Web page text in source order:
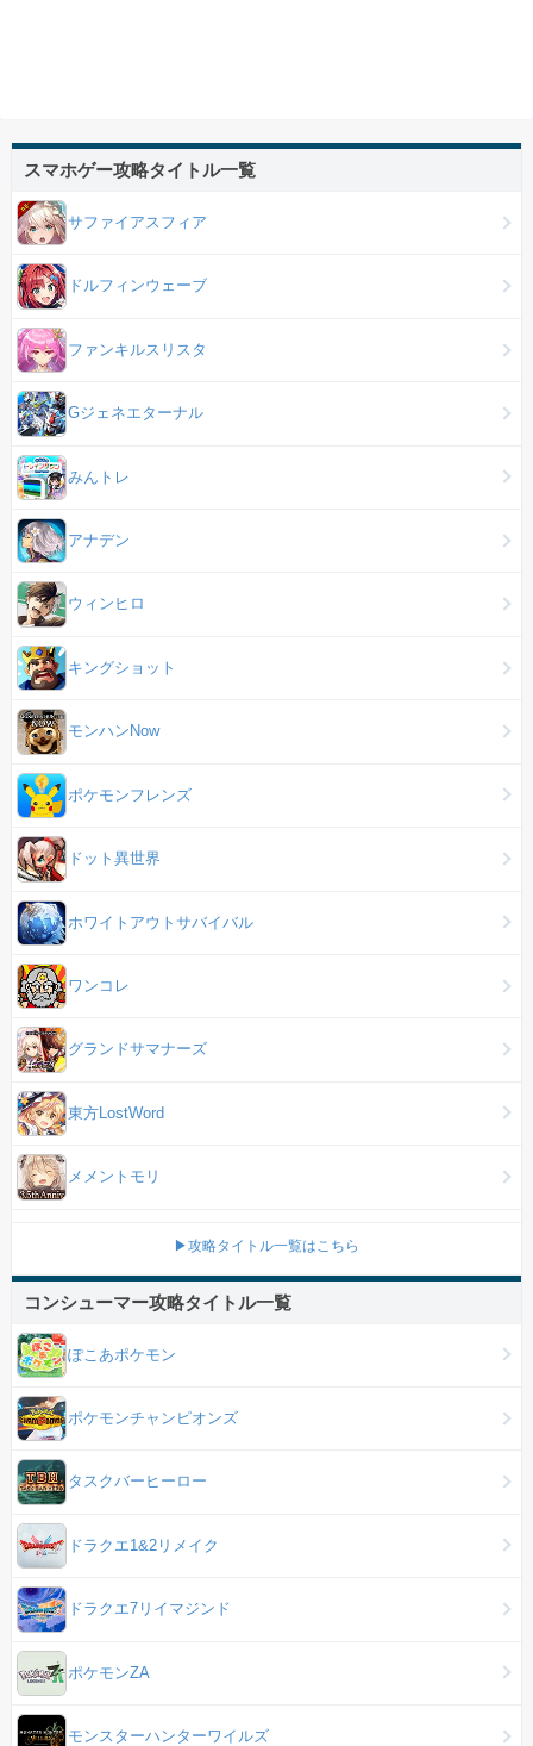
スマホゲー攻略タイトル一覧
サファイアスフィア
ドルフィンウェーブ
ファンキルスリスタ
Gジェネエターナル
みんトレ
アナデン
ウィンヒロ
キングショット
モンハンNow
ポケモンフレンズ
ドット異世界
ホワイトアウトサバイバル
ワンコレ
グランドサマナーズ
東方LostWord
メメントモリ
▶攻略タイトル一覧はこちら
コンシューマー攻略タイトル一覧
ぽこあポケモン
ポケモンチャンピオンズ
タスクバーヒーロー
ドラクエ1&2リメイク
ドラクエ7リイマジンド
ポケモンZA
モンスターハンターワイルズ